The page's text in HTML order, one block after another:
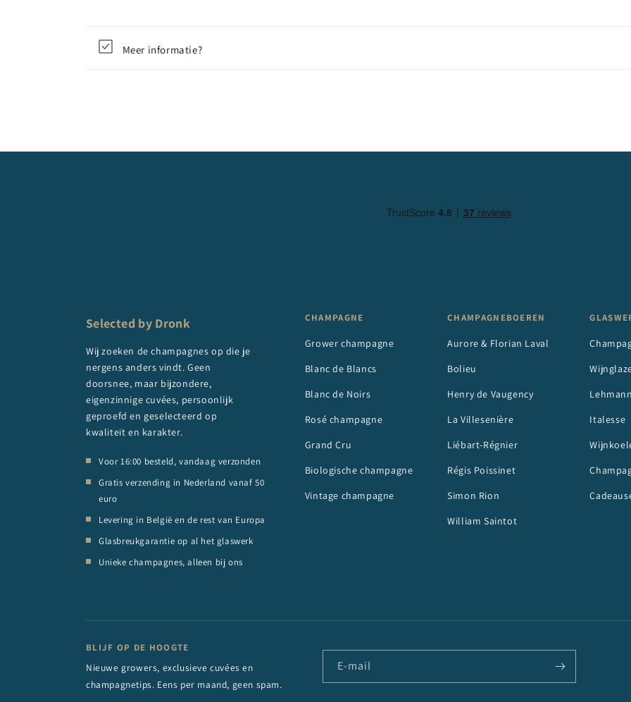
Meer informatie?
Selected by Dronk
Wij zoeken de champagnes op die je
nergens anders vindt. Geen
doorsnee, maar bijzondere,
eigenzinnige cuvées, persoonlijk
geproefd en geselecteerd op
kwaliteit en karakter.
Voor 16:00 besteld, vandaag verzonden
Gratis verzending in Nederland vanaf 50
euro
Levering in België en de rest van Europa
Glasbreukgarantie op al het glaswerk
Unieke champagnes, alleen bij ons
CHAMPAGNE
Grower champagne
Blanc de Blancs
Blanc de Noirs
Rosé champagne
Grand Cru
Biologische champagne
Vintage champagne
CHAMPAGNEBOEREN
Aurore & Florian Laval
Bolieu
Henry de Vaugency
La Villesenière
Liébart-Régnier
Régis Poissinet
Simon Rion
William Saintot
Italesse
BLIJF OP DE HOOGTE
Nieuwe growers, exclusieve cuvées en
champagnetips. Eens per maand, geen spam.
E‑mail